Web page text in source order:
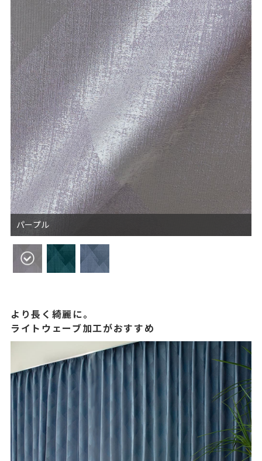
パープル
より長く綺麗に。
ライトウェーブ加工がおすすめ